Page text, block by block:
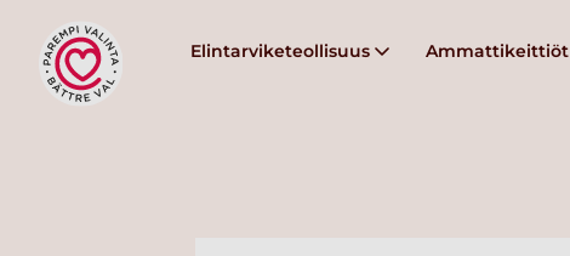
Elintarviketeollisuus Ammattikeittiöt